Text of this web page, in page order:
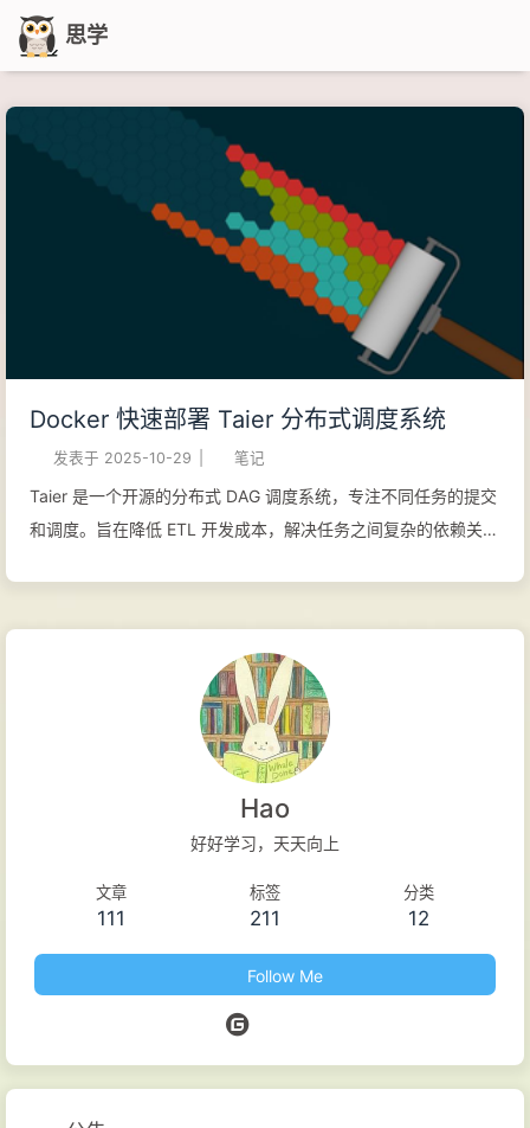
思学
Docker 快速部署 Taier 分布式调度系统
发表于 2025-10-29 笔记
Taier 是一个开源的分布式 DAG 调度系统，专注不同任务的提交
和调度。旨在降低 ETL 开发成本，解决任务之间复杂的依赖关系
12345678910111213141516171819202122232425services:
taier-db: image: dtopensource/taier-mysql:latest
environment: MYSQL_DATABASE: taier
MYSQL_ROOT_PASSWORD: qwer1234 TZ: Asia/Shanghai
ports: - 3306:3306 taier-zk: image: zookeeper:3.4.9 taier:
image: dtopensource/taier:latest environment: ZK_HOST:
Hao
好好学习，天天向上
文章
111
标签
211
分类
12
Follow Me